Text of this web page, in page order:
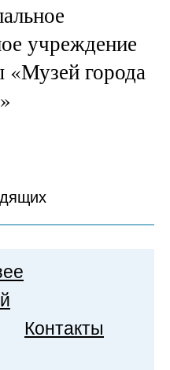
учреждение
«Музей города
Контакты